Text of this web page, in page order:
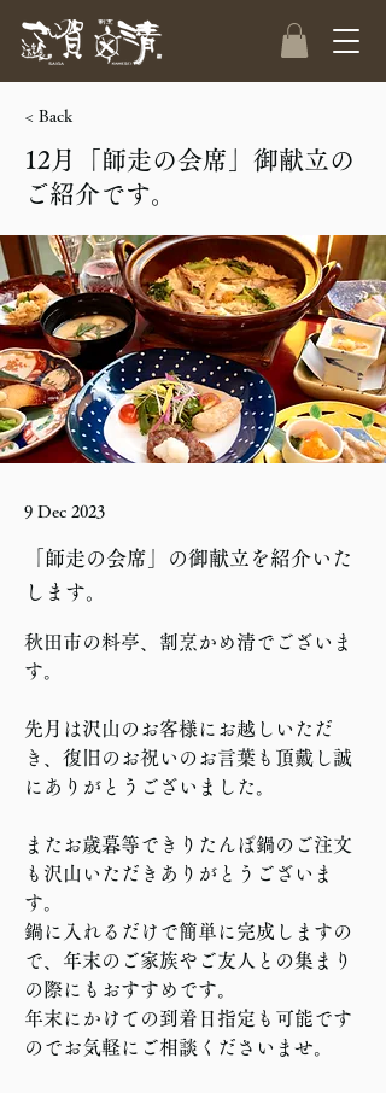
< Back
12月「師走の会席」御献立の
ご紹介です。
9 Dec 2023
「師走の会席」の御献立を紹介いた
します。
秋田市の料亭、割烹かめ清でございま
す。
先月は沢山のお客様にお越しいただ
き、復旧のお祝いのお言葉も頂戴し誠
にありがとうございました。
またお歳暮等できりたんぽ鍋のご注文
も沢山いただきありがとうございま
す。
鍋に入れるだけで簡単に完成しますの
で、年末のご家族やご友人との集まり
の際にもおすすめです。
年末にかけての到着日指定も可能です
のでお気軽にご相談くださいませ。